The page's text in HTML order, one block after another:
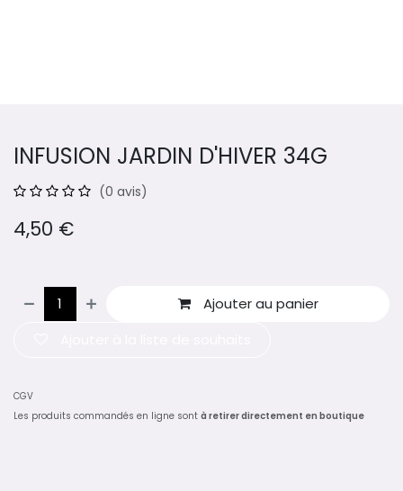
INFUSION JARDIN D'HIVER 34G
(0 avis)
4,50 €
Ajouter au panier
CGV
Les produits commandés en ligne sont à retirer directement en boutique